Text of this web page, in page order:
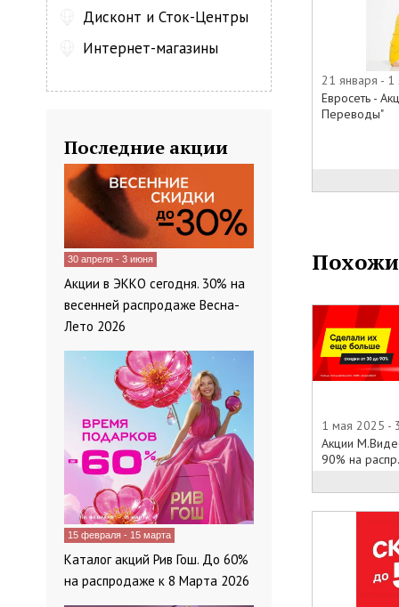
Теперь
качества
акции - это
оплата
Во многих
уже
показатели
Помимо
спектр
билеты в
а также
Евросеть
Евросеть
каталоги
а также
ценами и
21 января - 1
Евросеть -
Переводы"
1 мая 2025 -
Акции
90% на
Дисконт и Сток-Центры
Интернет-магазины
Последние акции
30 апреля - 3 июня
Акции в ЭККО сегодня. 30% на
весенней распродаже Весна-
Лето 2026
15 февраля - 15 марта
Каталог акций Рив Гош. До 60%
на распродаже к 8 Марта 2026